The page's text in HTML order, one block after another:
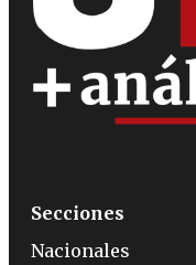
Secciones
Nacionales